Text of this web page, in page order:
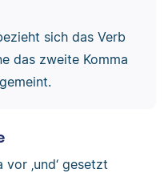
sich das Verb
das zweite Komma
‚und‘ gesetzt